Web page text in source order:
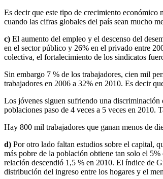
Es decir que este tipo de crecimiento económico
cuando las cifras globales del país sean mucho
c) El aumento del empleo y el descenso del
en el sector público y 26% en el privado entre
colectiva, el fortalecimiento de los sindicatos
Sin embargo 7 % de los trabajadores, cien mil
trabajadores en 2006 a 32% en 2010. Es decir
Los jóvenes siguen sufriendo una discriminación
poblaciones paso de 4 veces a 5 veces en 2010.
Hay 800 mil trabajadores que ganan menos de
d) Por otro lado faltan estudios sobre el capital,
más pobre de la población obtiene tan solo el
relación descendió 1,5 % en 2010. El índice de
distribución del ingreso entre los hogares y el